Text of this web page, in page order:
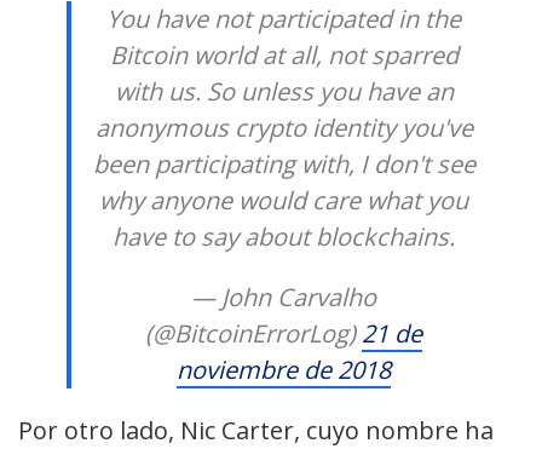
You have not participated in the
Bitcoin world at all, not sparred
with us. So unless you have an
anonymous crypto identity you've
been participating with, I don't see
why anyone would care what you
have to say about blockchains.
— John Carvalho
(@BitcoinErrorLog)21 de
noviembre de 2018
Por otro lado, Nic Carter, cuyo nombre ha